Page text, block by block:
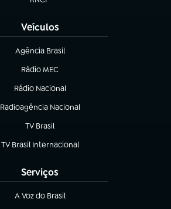
(abre em nova aba)
Veículos
Agência Brasil
(abre em nova aba)
Rádio MEC
(abre em nova aba)
Rádio Nacional
Radioagência Nacional
(abre em nova aba)
TV Brasil
(abre em nova aba)
TV Brasil Internacional
(abre em nova aba)
Serviços
A Voz do Brasil
(abre em nova aba)